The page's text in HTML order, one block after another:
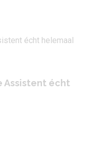
Assistent écht